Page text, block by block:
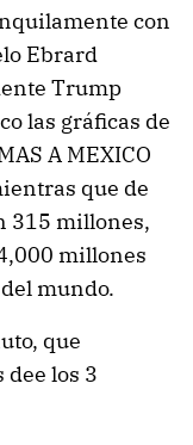
con
Ebrard
Trump
las gráficas de
A MEXICO
que de
315 millones,
millones
mundo.
que
dee los 3